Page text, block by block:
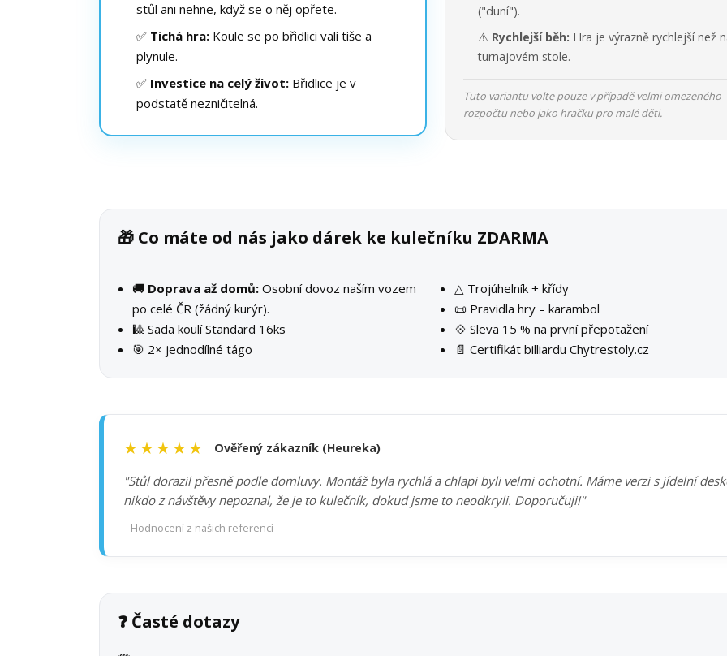
stůl ani nehne, když se o něj opřete.
✅ Tichá hra: Koule se po břidlici valí tiše a
plynule.
✅ Investice na celý život: Břidlice je v
podstatě nezničitelná.
("duní").
⚠️ Rychlejší běh: Hra je výrazně rychlejší než
turnajovém stole.
Tuto variantu volte pouze v případě velmi omezeného
rozpočtu nebo jako hračku pro malé děti.
🎁 Co máte od nás jako dárek ke kulečníku ZDARMA
🚚 Doprava až domů: Osobní dovoz naším vozem
po celé ČR (žádný kurýr).
🎱 Sada koulí Standard 16ks
🎯 2× jednodílné tágo
△ Trojúhelník + křídy
📜 Pravidla hry – karambol
💠 Sleva 15 % na první přepotažení
📄 Certifikát billiardu Chytrestoly.cz
★★★★★ Ověřený zákazník (Heureka)
"Stůl dorazil přesně podle domluvy. Montáž byla rychlá a chlapi byli velmi ochotní. Máme verzi s jídelní
nikdo z návštěvy nepoznal, že je to kulečník, dokud jsme to neodkryli. Doporučuji!"
– Hodnocení z našich referencí
❓ Časté dotazy